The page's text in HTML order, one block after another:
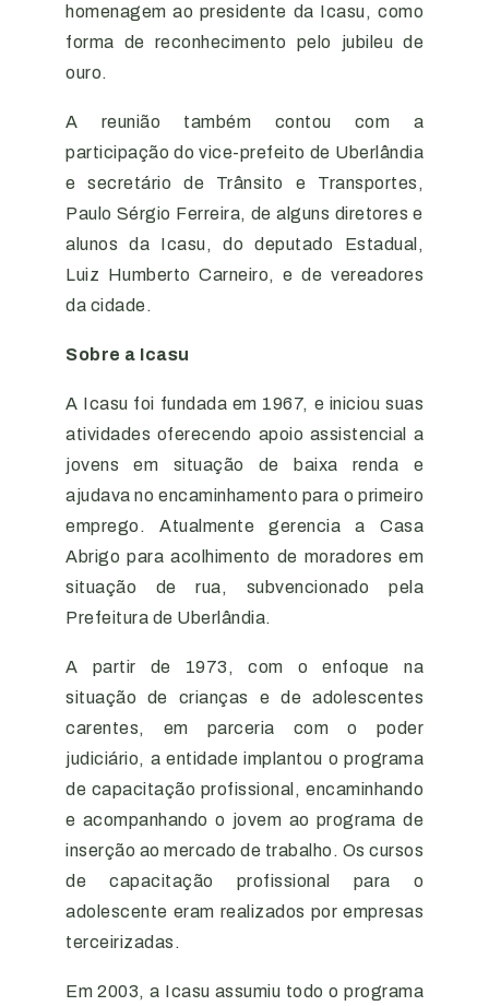
homenagem ao presidente da Icasu, como
forma de reconhecimento pelo jubileu de
ouro.
A reunião também contou com a
participação do vice-prefeito de Uberlândia
e secretário de Trânsito e Transportes,
Paulo Sérgio Ferreira, de alguns diretores e
alunos da Icasu, do deputado Estadual,
Luiz Humberto Carneiro, e de vereadores
da cidade.
Sobre a Icasu
A Icasu foi fundada em 1967, e iniciou suas
atividades oferecendo apoio assistencial a
jovens em situação de baixa renda e
ajudava no encaminhamento para o primeiro
emprego. Atualmente gerencia a Casa
Abrigo para acolhimento de moradores em
situação de rua, subvencionado pela
Prefeitura de Uberlândia.
A partir de 1973, com o enfoque na
situação de crianças e de adolescentes
carentes, em parceria com o poder
judiciário, a entidade implantou o programa
de capacitação profissional, encaminhando
e acompanhando o jovem ao programa de
inserção ao mercado de trabalho. Os cursos
de capacitação profissional para o
adolescente eram realizados por empresas
terceirizadas.
Em 2003, a Icasu assumiu todo o programa